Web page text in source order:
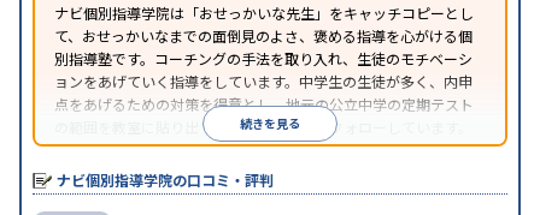
ナビ個別指導学院は「おせっかいな先生」をキャッチコピーとし
て、おせっかいなまでの面倒見のよさ、褒める指導を心がける個
別指導塾です。コーチングの手法を取り入れ、生徒のモチベーシ
ョンをあげていく指導をしています。中学生の生徒が多く、内申
点をあげるための対策を得意とし、地元の公立中学の定期テスト
の範囲を教室に貼り出すなど手厚く学習をフォローしています。
オリジナルテキストを使用しており、特に英語は各教科書に合わ
せたテキストを使った「先取り学習」で理解度を深められます。
続きを見る
ナビ個別指導学院の口コミ・評判